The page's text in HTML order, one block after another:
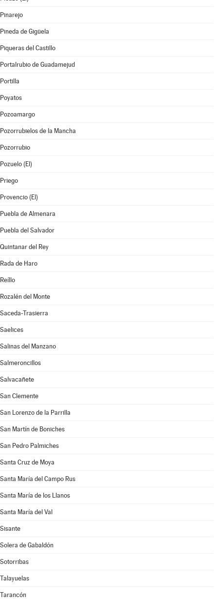
Pinarejo
Pineda de Gigüela
Piqueras del Castillo
Portalrubio de Guadamejud
Portilla
Poyatos
Pozoamargo
Pozorrubielos de la Mancha
Pozorrubio
Pozuelo (El)
Priego
Provencio (El)
Puebla de Almenara
Puebla del Salvador
Quintanar del Rey
Rada de Haro
Reíllo
Rozalén del Monte
Saceda-Trasierra
Saelices
Salinas del Manzano
Salmeroncillos
Salvacañete
San Clemente
San Lorenzo de la Parrilla
San Martín de Boniches
San Pedro Palmiches
Santa Cruz de Moya
Santa María del Campo Rus
Santa María de los Llanos
Santa María del Val
Sisante
Solera de Gabaldón
Sotorribas
Talayuelas
Tarancón